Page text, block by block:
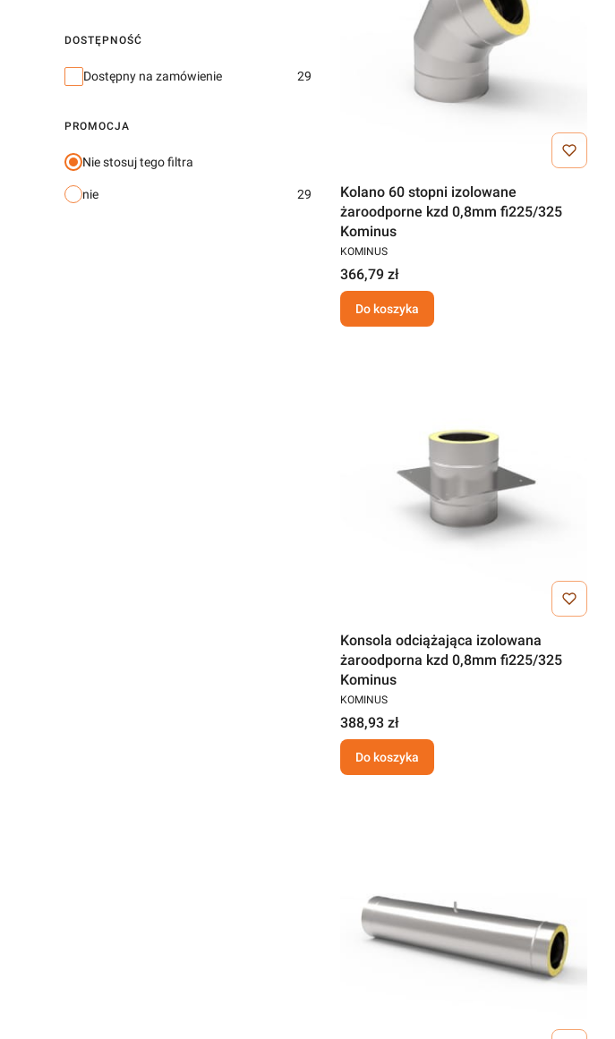
DOSTĘPNOŚĆ
Dostępność
Dostępny na zamówienie 29
PROMOCJA
Nie stosuj tego filtra
nie 29
Kolano 60 stopni izolowane
żaroodporne kzd 0,8mm fi225/325
Kominus
KOMINUS
366,79 zł
Do koszyka
Konsola odciążająca izolowana
żaroodporna kzd 0,8mm fi225/325
Kominus
KOMINUS
388,93 zł
Do koszyka